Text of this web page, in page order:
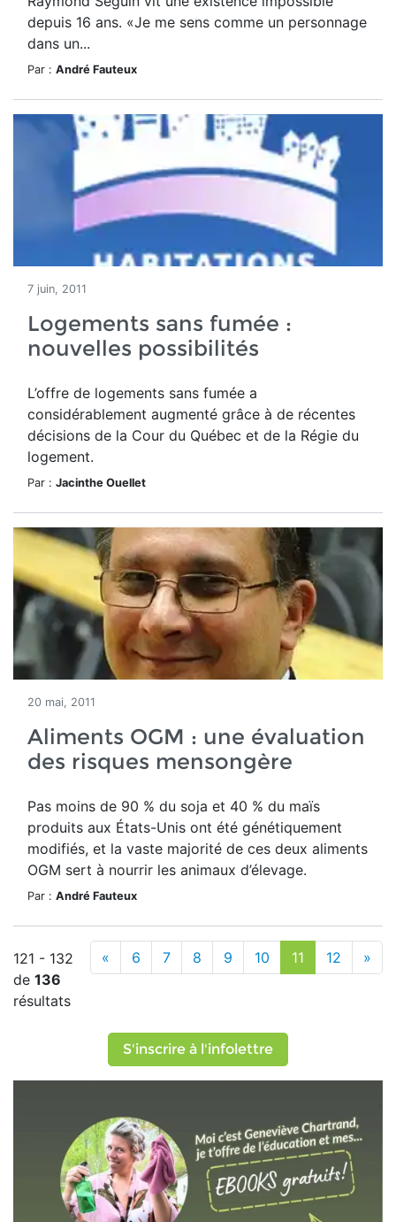
depuis 16 ans. «Je me sens comme un personnage
dans un...
Par : André Fauteux
7 juin, 2011
Logements sans fumée :
nouvelles possibilités
L’offre de logements sans fumée a
considérablement augmenté grâce à de récentes
décisions de la Cour du Québec et de la Régie du
logement.
Par : Jacinthe Ouellet
20 mai, 2011
Aliments OGM : une évaluation
des risques mensongère
Pas moins de 90 % du soja et 40 % du maïs
produits aux États-Unis ont été génétiquement
modifiés, et la vaste majorité de ces deux aliments
OGM sert à nourrir les animaux d’élevage.
Par : André Fauteux
121 - 132
de 136
résultats
« 6 7 8 9 10 11 12 »
S'inscrire à l'infolettre